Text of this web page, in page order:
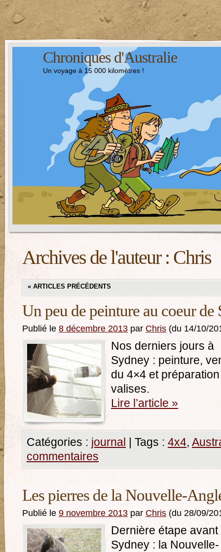
Chroniques d'Australie
Un voyage à 15 000 kilomètres !
Archives de l'auteur : Chris
« ARTICLES PRÉCÉDENTS
Un peu de peinture au coeur de
Publié le 8 décembre 2013 par Chris (du 14/10/
Nos derniers jours à
Sydney : peinture,
du 4×4 et
valises.
Lire l’article »
Catégories : journal | Tags : 4x4,
commentaires
Les pierres de la Nouvelle-
Publié le 9 novembre 2013 par Chris (du 28/09/
Dernière étape avant
Sydney : la Nouvelle-